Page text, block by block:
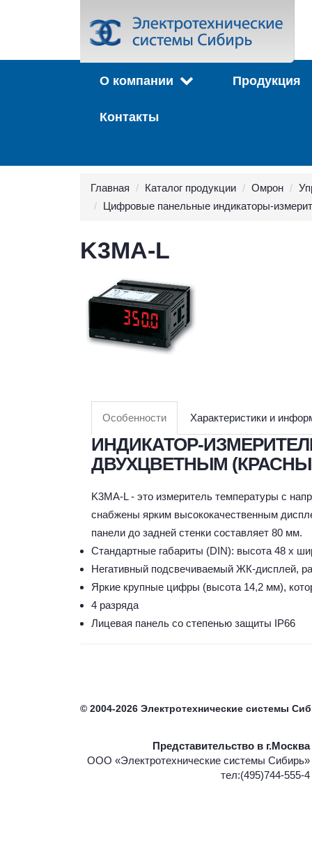
О компании Продукция
Контакты
Главная Каталог продукции Омрон
Цифровые панельные индикаторы-
K3MA-L
Особенности Характеристики и
ИНДИКАТОР-
ДВУХЦВЕТНЫМ
K3MA-L - это измеритель температуры с
снабжены ярким высококачественным
панели до задней стенки составляет 80 мм.
Стандартные габариты (DIN): высота 48 x
Негативный подсвечиваемый ЖК-дисплей,
Яркие крупные цифры (высота 14,2 мм),
4 разряда
Лицевая панель со степенью защиты IP66
© 2004-2026 Электротехнические системы
Представительство в г.Москва
ООО «Электротехнические системы Сибирь»
тел:(495)744-555-4